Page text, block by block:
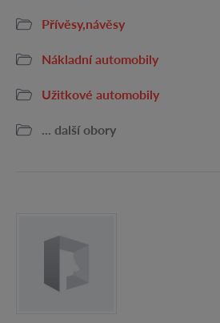
Přívěsy,návěsy
Nákladní automobily
Užitkové automobily
... další obory